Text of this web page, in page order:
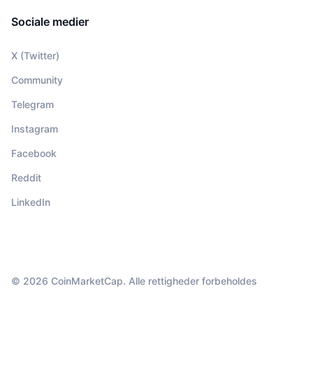
Sociale medier
X (Twitter)
Community
Telegram
Instagram
Facebook
Reddit
LinkedIn
© 2026 CoinMarketCap. Alle rettigheder forbeholdes